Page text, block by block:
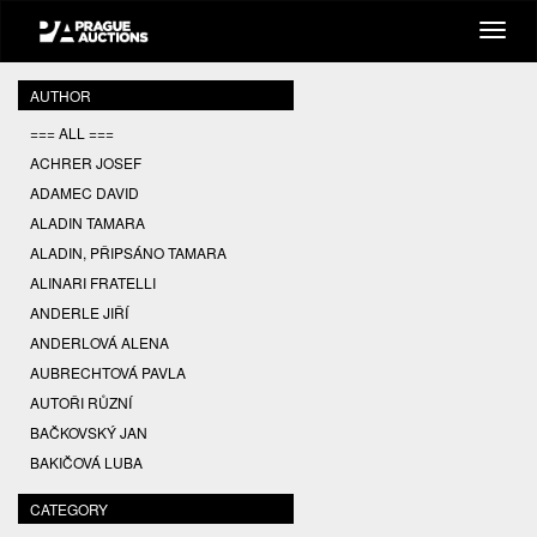
AUTHOR
=== ALL ===
ACHRER JOSEF
ADAMEC DAVID
ALADIN TAMARA
ALADIN, PŘIPSÁNO TAMARA
ALINARI FRATELLI
ANDERLE JIŘÍ
ANDERLOVÁ ALENA
AUBRECHTOVÁ PAVLA
AUTOŘI RŮZNÍ
BAČKOVSKÝ JAN
BAKIČOVÁ LUBA
BALCAR JIŘÍ
BALCAR KAREL
CATEGORY